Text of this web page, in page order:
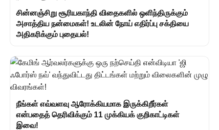
சின்னஞ்சிறு சூரியகாந்தி விதைகளில் ஒளிந்திருக்கும்
அசாத்திய நன்மைகள்! உடலின் நோய் எதிர்ப்பு சக்தியை
அதிகரிக்கும் புதையல்!
நீங்கள் எவ்வளவு ஆரோக்கியமாக இருக்கிறீர்கள்
என்பதைத் தெரிவிக்கும் 11 முக்கியக் குறிகாட்டிகள்
இவை!